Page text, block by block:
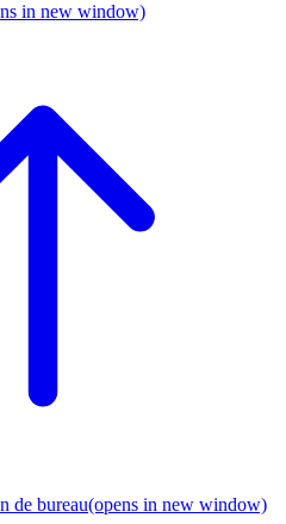
in new window)
de bureau(opens in new window)